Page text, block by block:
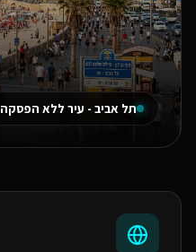
תל אביב - עיר ללא הפסקה